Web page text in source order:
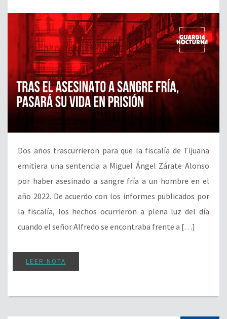
Dos años trascurrieron para que la fiscalía de Tijuana
emitiera una sentencia a Miguel Ángel Zárate Alonso
por haber asesinado a sangre fría a un hombre en el
año 2022. De acuerdo con los informes publicados por
la fiscalía, los hechos ocurrieron a plena luz del día
cuando el señor Alfredo se encontraba frente a […]
LEER NOTA